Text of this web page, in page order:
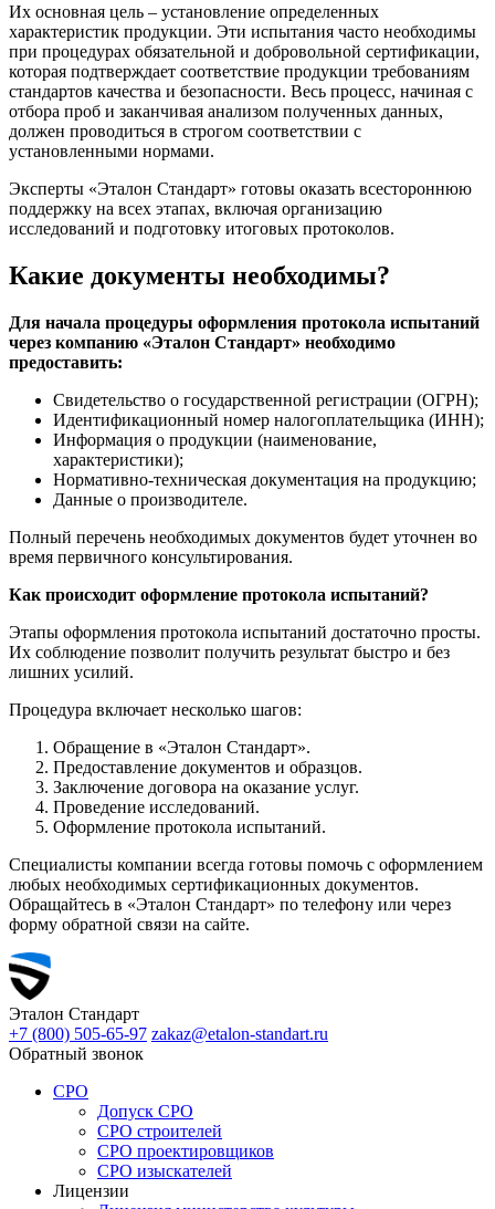
Их основная цель – установление определенных
характеристик продукции. Эти испытания часто необходимы
при процедурах обязательной и добровольной сертификации,
которая подтверждает соответствие продукции требованиям
стандартов качества и безопасности. Весь процесс, начиная с
отбора проб и заканчивая анализом полученных данных,
должен проводиться в строгом соответствии с
установленными нормами.
Эксперты «Эталон Стандарт» готовы оказать всестороннюю
поддержку на всех этапах, включая организацию
исследований и подготовку итоговых протоколов.
Какие документы необходимы?
Для начала процедуры оформления протокола испытаний
через компанию «Эталон Стандарт» необходимо
предоставить:
Свидетельство о государственной регистрации (ОГРН);
Идентификационный номер налогоплательщика (ИНН);
Информация о продукции (наименование,
характеристики);
Нормативно-техническая документация на продукцию;
Данные о производителе.
Полный перечень необходимых документов будет уточнен во
время первичного консультирования.
Как происходит оформление протокола испытаний?
Этапы оформления протокола испытаний достаточно просты.
Их соблюдение позволит получить результат быстро и без
лишних усилий.
Процедура включает несколько шагов:
Обращение в «Эталон Стандарт».
Предоставление документов и образцов.
Заключение договора на оказание услуг.
Проведение исследований.
Оформление протокола испытаний.
Специалисты компании всегда готовы помочь с оформлением
любых необходимых сертификационных документов.
Обращайтесь в «Эталон Стандарт» по телефону или через
форму обратной связи на сайте.
Эталон Стандарт
+7 (800) 505-65-97 zakaz@etalon-standart.ru
Обратный звонок
СРО
Допуск СРО
СРО строителей
СРО проектировщиков
СРО изыскателей
Лицензии